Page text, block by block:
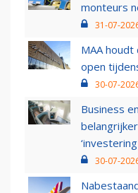
monteurs
31-07-
MAA houdt
open
30-07-
Business
30-07-